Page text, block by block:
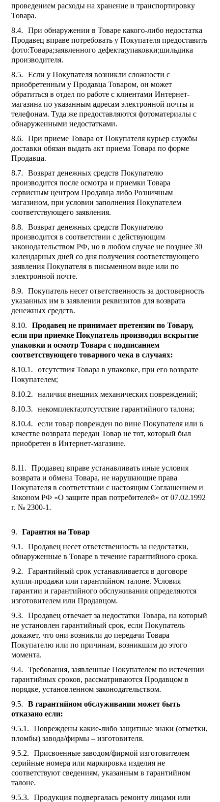
проведением расходы на хранение и транспортировку
Товара.
При обнаружении в Товаре какого-либо недостатка
Продавец вправе потребовать у Покупателя предоставить
фото:Товара;заявленного дефекта;упаковки;шильдика
производителя.
Если у Покупателя возникли сложности с
приобретенным у Продавца Товаром, он может
обратиться в отдел по работе с клиентами Интернет-
магазина по указанным адресам электронной почты и
телефонам. Туда же предоставляются фотоматериалы с
обнаруженными недостатками.
При приеме Товара от Покупателя курьер службы
доставки обязан выдать акт приема Товара по форме
Продавца.
Возврат денежных средств Покупателю
производится после осмотра и приемки Товара
сервисным центром Продавца либо Розничным
магазином, при условии заполнения Покупателем
соответствующего заявления.
Возврат денежных средств Покупателю
производится в соответствии с действующим
законодательством РФ, но в любом случае не позднее 30
календарных дней со дня получения соответствующего
заявления Покупателя в письменном виде или по
электронной почте.
Покупатель несет ответственность за достоверность
указанных им в заявлении реквизитов для возврата
денежных средств.
Продавец не принимает претензии по Товару,
если при приемке Покупатель производил вскрытие
упаковки и осмотр Товара с подписанием
соответствующего товарного чека в случаях:
отсутствия Товара в упаковке, при его возврате
Покупателем;
наличия внешних механических повреждений;
некомплекта;отсутствие гарантийного талона;
если товар поврежден по вине Покупателя или в
качестве возврата передан Товар не тот, который был
приобретен в Интернет-магазине.
Продавец вправе устанавливать иные условия
возврата и обмена Товара, не нарушающие права
Покупателя в соответствии с настоящим Соглашением и
Законом РФ «О защите прав потребителей» от 07.02.1992
г. № 2300-1.
Гарантия на Товар
Продавец несет ответственность за недостатки,
обнаруженные в Товаре в течение гарантийного срока.
Гарантийный срок устанавливается в договоре
купли-продажи или гарантийном талоне. Условия
гарантии и гарантийного обслуживания определяются
изготовителем или Продавцом.
Продавец отвечает за недостатки Товара, на который
не установлен гарантийный срок, если Покупатель
докажет, что они возникли до передачи Товара
Покупателю или по причинам, возникшим до этого
момента.
Требования, заявленные Покупателем по истечении
гарантийных сроков, рассматриваются Продавцом в
порядке, установленном законодательством.
В гарантийном обслуживании может быть
отказано если:
Повреждены какие-либо защитные знаки (отметки,
пломбы) завода/фирмы – изготовителя.
Присвоенные заводом/фирмой изготовителем
серийные номера или маркировка изделия не
соответствуют сведениям, указанным в гарантийном
талоне.
Продукция подвергалась ремонту лицами или